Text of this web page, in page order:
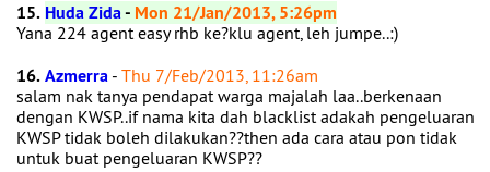
15. Huda Zida- Mon 21/Jan/2013, 5:26pm
Yana 224 agent easy rhb ke?klu agent, leh jumpe..:)
16.Azmerra - Thu 7/Feb/2013, 11:26am
salam nak tanya pendapat warga majalah laa..berkenaan
dengan KWSP..if nama kita dah blacklist adakah pengeluaran
KWSP tidak boleh dilakukan??then ada cara atau pon tidak
untuk buat pengeluaran KWSP??